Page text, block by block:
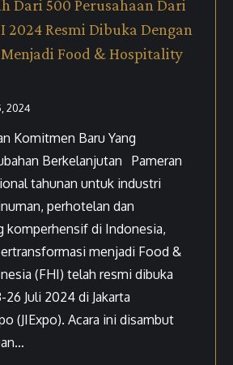
Dari 500 Perusahaan Dari
2024 Resmi Dibuka Dengan
Food & Hospitality
2024
Komitmen Baru Yang
Berkelanjutan Pameran
tahunan untuk industri
perhotelan dan
komperhensif di Indonesia,
menjadi Food &
(FHI) telah resmi dibuka
Juli 2024 di Jakarta
(JIExpo). Acara ini disambut